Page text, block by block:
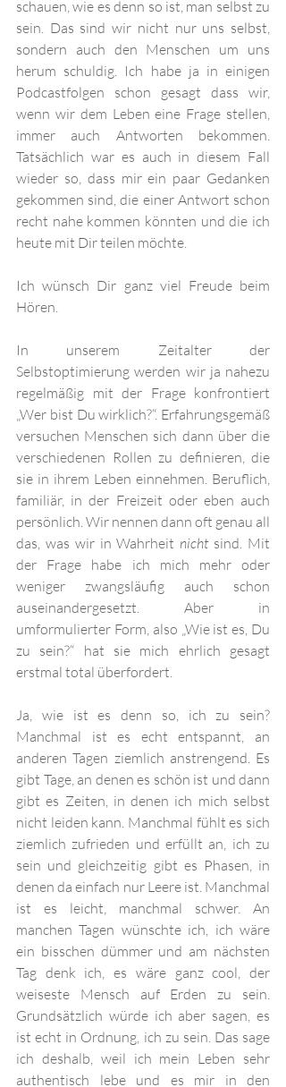
schauen, wie es denn so ist, man selbst zu
sein. Das sind wir nicht nur uns selbst,
sondern auch den Menschen um uns
herum schuldig. Ich habe ja in einigen
Podcastfolgen schon gesagt dass wir,
wenn wir dem Leben eine Frage stellen,
immer auch Antworten bekommen.
Tatsächlich war es auch in diesem Fall
wieder so, dass mir ein paar Gedanken
gekommen sind, die einer Antwort schon
recht nahe kommen könnten und die ich
heute mit Dir teilen möchte.
Ich wünsch Dir ganz viel Freude beim
Hören.
In unserem Zeitalter der
Selbstoptimierung werden wir ja nahezu
regelmäßig mit der Frage konfrontiert
„Wer bist Du wirklich?“. Erfahrungsgemäß
versuchen Menschen sich dann über die
verschiedenen Rollen zu definieren, die
sie in ihrem Leben einnehmen. Beruflich,
familiär, in der Freizeit oder eben auch
persönlich. Wir nennen dann oft genau all
das, was wir in Wahrheit nicht sind. Mit
der Frage habe ich mich mehr oder
weniger zwangsläufig auch schon
auseinandergesetzt. Aber in
umformulierter Form, also „Wie ist es, Du
zu sein?“ hat sie mich ehrlich gesagt
erstmal total überfordert.
Ja, wie ist es denn so, ich zu sein?
Manchmal ist es echt entspannt, an
anderen Tagen ziemlich anstrengend. Es
gibt Tage, an denen es schön ist und dann
gibt es Zeiten, in denen ich mich selbst
nicht leiden kann. Manchmal fühlt es sich
ziemlich zufrieden und erfüllt an, ich zu
sein und gleichzeitig gibt es Phasen, in
denen da einfach nur Leere ist. Manchmal
ist es leicht, manchmal schwer. An
manchen Tagen wünschte ich, ich wäre
ein bisschen dümmer und am nächsten
Tag denk ich, es wäre ganz cool, der
weiseste Mensch auf Erden zu sein.
Grundsätzlich würde ich aber sagen, es
ist echt in Ordnung, ich zu sein. Das sage
ich deshalb, weil ich mein Leben sehr
authentisch lebe und es mir in den